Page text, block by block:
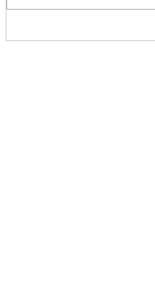
Refuerza San